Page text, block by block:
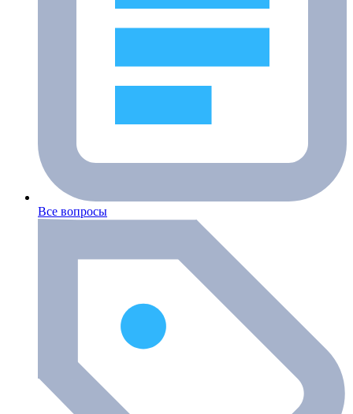
Все вопросы